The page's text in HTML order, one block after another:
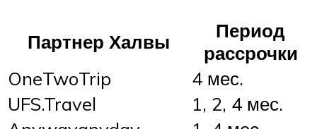
Партнер Халвы
Период
рассрочки
OneTwoTrip
4 мес.
UFS.Travel
1, 2, 4 мес.